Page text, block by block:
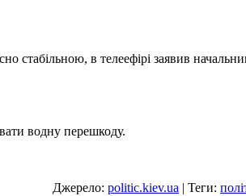
стабільною, в телеефірі заявив
водну перешкоду.
Джерело: politic.kiev.ua | Теги: